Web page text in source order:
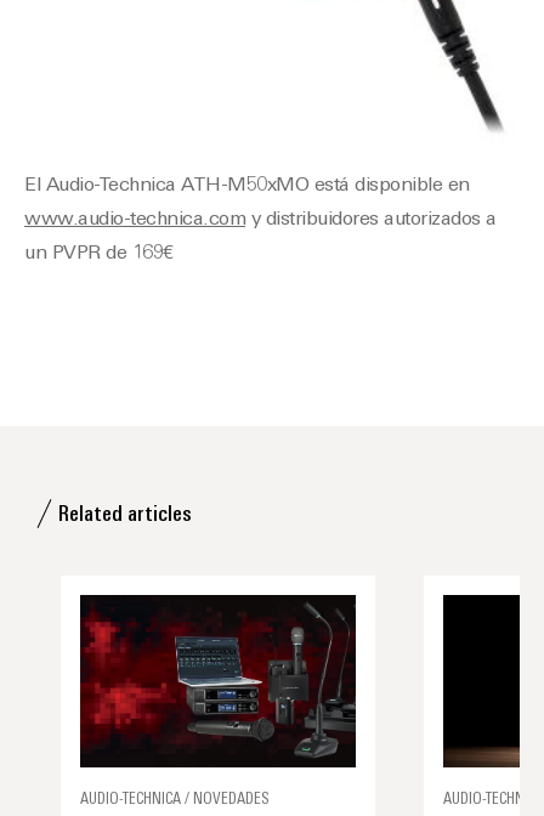
El Audio-Technica ATH-M50xMO está disponible en
www.audio-technica.com y distribuidores autorizados a
un PVPR de 169€
Related articles
AUDIO-TECHNICA / NOVEDADES AUDIO-